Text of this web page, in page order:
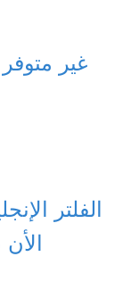
غير متوفر
الفلتر